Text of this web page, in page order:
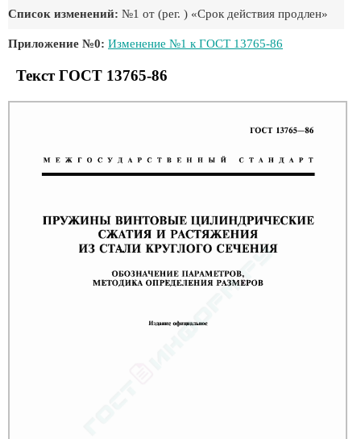
Список изменений: №1 от (рег. ) «Срок действия продлен»
Приложение №0: Изменение №1 к ГОСТ 13765-86
Текст ГОСТ 13765-86